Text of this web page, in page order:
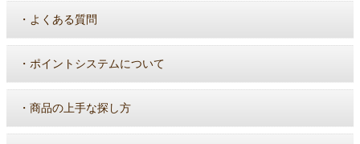
・ よくある質問
・ ポイントシステムについて
・ 商品の上手な探し方